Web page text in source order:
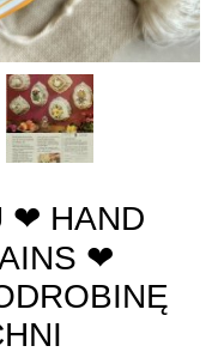
❤ HAND
❤